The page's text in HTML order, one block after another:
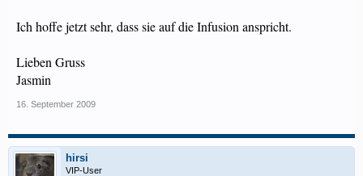
Ich hoffe jetzt sehr, dass sie auf die Infusion anspricht.
Lieben Gruss
Jasmin
16. September 2009
hirsi
VIP-User